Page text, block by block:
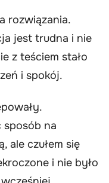
rozwiązania.
jest trudna i nie
z teściem stało
i spokój.
sposób na
ale czułem się
i nie było